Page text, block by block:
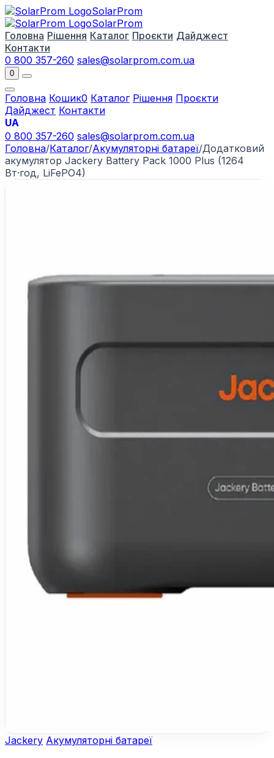
SolarProm
SolarProm
Головна Рішення Каталог Проєкти Дайджест
Контакти
0 800 357-260 sales@solarprom.com.ua
0
Головна Кошик0 Каталог Рішення Проєкти
Дайджест Контакти
UA
0 800 357-260 sales@solarprom.com.ua
Головна/Каталог/Акумуляторні батареї/Додатковий
акумулятор Jackery Battery Pack 1000 Plus (1264
Вт·год, LiFePO4)
Jackery Акумуляторні батареї